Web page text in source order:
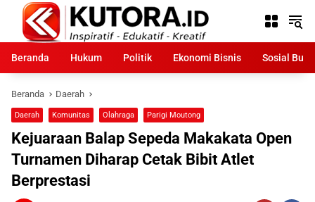
Langsung
konten
Beranda
Hukum Politik Ekonomi Bisnis Sosial
Beranda Daerah
Daerah Komunitas Olahraga Parigi Moutong
Kejuaraan Balap Sepeda Makakata Open
Turnamen Diharap Cetak Bibit Atlet
Berprestasi